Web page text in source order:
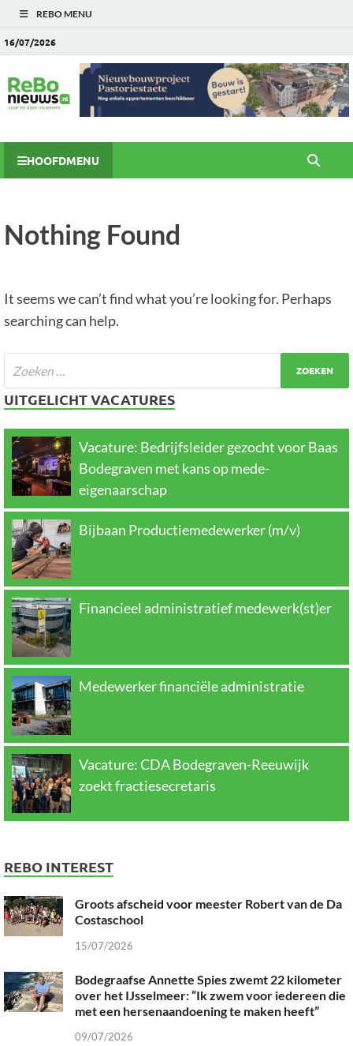
REBO MENU
16/07/2026
HOOFDMENU
Nothing Found
It seems we can’t find what you’re looking for. Perhaps
searching can help.
UITGELICHT VACATURES
Vacature: Bedrijfsleider gezocht voor Baas
Bodegraven met kans op mede-
eigenaarschap
Bijbaan Productiemedewerker (m/v)
Financieel administratief medewerk(st)er
Medewerker financiële administratie
Vacature: CDA Bodegraven-Reeuwijk
zoekt fractiesecretaris
REBO INTEREST
Groots afscheid voor meester Robert van de Da
Costaschool
15/07/2026
Bodegraafse Annette Spies zwemt 22 kilometer
over het IJsselmeer: “Ik zwem voor iedereen die
met een hersenaandoening te maken heeft”
09/07/2026